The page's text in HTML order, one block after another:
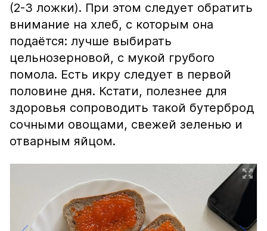
(2-3 ложки). При этом следует обратить
внимание на хлеб, с которым она
подаётся: лучше выбирать
цельнозерновой, с мукой грубого
помола. Есть икру следует в первой
половине дня. Кстати, полезнее для
здоровья сопроводить такой бутерброд
сочными овощами, свежей зеленью и
отварным яйцом.